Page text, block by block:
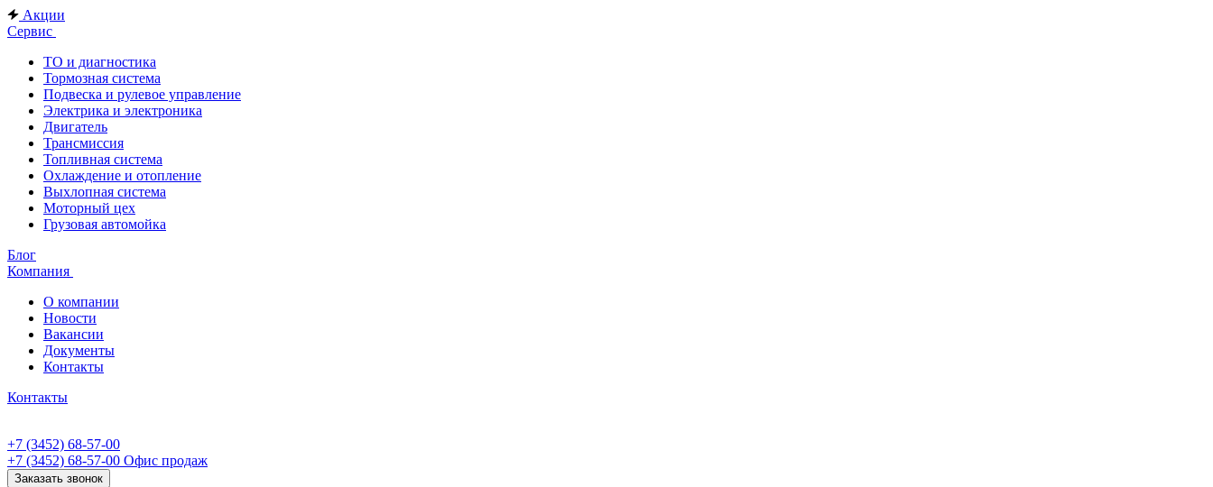
Акции
Сервис
ТО и диагностика
Тормозная система
Подвеска и рулевое управление
Электрика и электроника
Двигатель
Трансмиссия
Топливная система
Охлаждение и отопление
Выхлопная система
Моторный цех
Грузовая автомойка
Блог
Компания
О компании
Новости
Вакансии
Документы
Контакты
Контакты
+7 (3452) 68-57-00
+7 (3452) 68-57-00 Офис продаж
Заказать звонок